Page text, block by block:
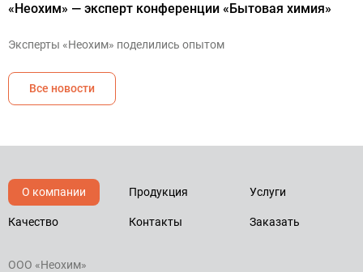
«Неохим» — эксперт конференции «Бытовая химия»
Эксперты «Неохим» поделились опытом
Все новости
О компании Продукция Услуги
Качество Контакты Заказать
ООО «Неохим»